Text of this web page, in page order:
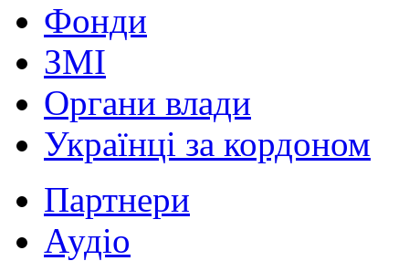
Фонди
ЗМІ
Органи влади
Українці за кордоном
Партнери
Аудіо